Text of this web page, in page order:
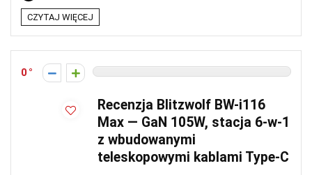
CZYTAJ WIĘCEJ
0
Recenzja Blitzwolf BW-i116
Max — GaN 105W, stacja 6‑w‑1
z wbudowanymi
teleskopowymi kablami Type‑C